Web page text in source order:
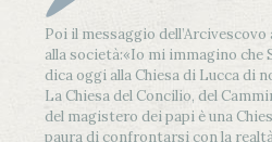
Poi il messaggio dell’Arcivescovo
alla società:«Io mi immagino che
dica oggi alla Chiesa di Lucca di
La Chiesa del Concilio, del
del magistero dei papi è una
paura di confrontarsi con la